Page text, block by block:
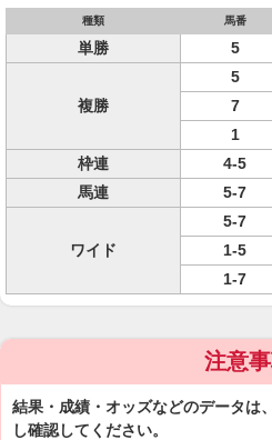
種類 馬番
単勝 5
複勝
5
7
1
枠連
4-5
馬連
5-7
ワイド
5-7
1-5
1-7
注意
結果・成績・オッズなどのデータは
し確認してください。